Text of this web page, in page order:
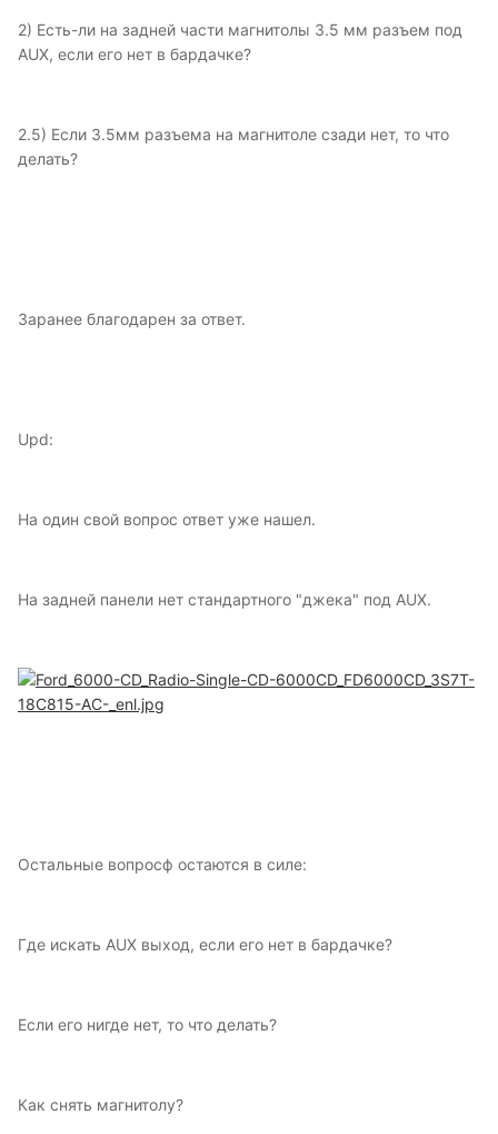
2) Есть-ли на задней части магнитолы 3.5 мм разъем под
AUX, если его нет в бардачке?
2.5) Если 3.5мм разъема на магнитоле сзади нет, то что
делать?
Заранее благодарен за ответ.
Upd:
На один свой вопрос ответ уже нашел.
На задней панели нет стандартного "джека" под AUX.
Остальные вопросф остаются в силе:
Где искать AUX выход, если его нет в бардачке?
Если его нигде нет, то что делать?
Как снять магнитолу?